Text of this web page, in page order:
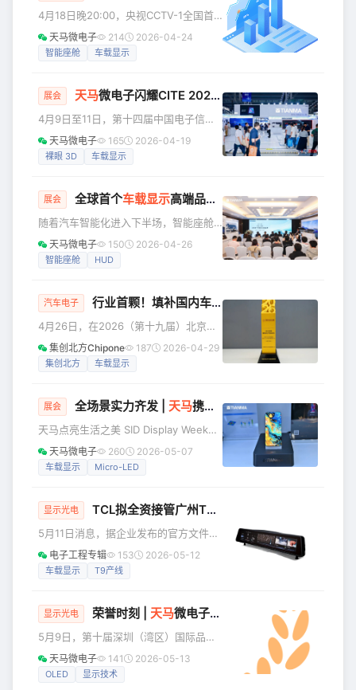
视像行业协会微发光二极管显示产业分
会（CMMA）主办，天马微电子股份有
限公司、Micro-LED生态联盟联合主
4月18日晚20:00，央视CCTV-1全国首
档大型工业文化节目《中华考工记》汽
车智造篇重磅播出。本期节目从秦始皇
全方位展现中国汽车智造的蓬勃生机。
为车载显示领域的代表企业精彩亮相，
此次登上央视的正是天马面向全球高端
车载市场推出的“天马天轩好屏”——一个
全球高
天马微电子 214 2026-04-24
智能座舱 车载显示
展会 天马微电子闪耀CITE 2026，斩获1金2创新奖
4月9日至11日，第十四届中国电子信息
博览会（CITE 2026）在深圳会展中心
（福田）隆重举办。CITE 2026汇聚了
是推动行业交流合作、引领产业发展的
沿显示技术与展品亮相展会，聚焦3D显
示、车载显示、IT显示等核心领域，带来
了3D车载显示、天马天工屏、IT氧化物
天马微电子 165 2026-04-19
裸眼 3D 车载显示
展会 全球首个车载显示高端品牌—— 天马“天轩”亮相北京
随着汽车智能化进入下半场，智能座舱
已成为车企差异化竞争的核心赛道，车
载显示作为人车交互的关键窗口，正迎
“好车配好屏——全球首个车载显示高端
显示高端品牌——天马「天轩」屏。 作
为天马高端品牌矩阵“天”字辈家族的新成
员，天轩专为汽车座舱而生，不仅凝聚
淀，更代
天马微电子 150 2026-04-26
智能座舱 HUD
汽车电子 行业首颗！填补国内车显技术空白丨2026北京车展，集创北方车规LED获殊荣！
4月26日，在2026（第十九届）北京国
际汽车展览会"中国芯"展区举行的"2026
中国汽车芯片产业创新成果"颁奖仪式
屏驱动芯片ICND7301斩获"2026年度影
显示驱动领域的技术实力与市场影响
力。作为国内LED显示驱动领域唯一获得
ASIL B等级认证的多路行列合一芯片，
集创北方Chipone 187 2026-04-29
集创北方 车载显示
展会 全场景实力齐发 | 天马携十大核心显示技术成果亮相SID 2026
天马点亮生活之美 SID Display Week
2026 TIANMA@SID 2026 美国当地时
间5月5日，被誉为全球显示界“奥斯卡”
球显示行业的“技术风向标”，本届展会汇
未来图景。 本届展会，天马微电子以“点
亮生活之美”为主题，携十大尖端显示技
术、“天工”和“天轩”双品
天马微电子 260 2026-05-07
车载显示 Micro-LED
显示光电 TCL拟全资接管广州T9产线，加大中尺寸LCD布局
5月11日消息，据企业发布的官方文件显
示，TCL科技正式启动了对广州T9项目
运营实体——广州华星光电半导体显示
整合力度，更是在稳固大尺寸电视面板
示赛道（如显示器、笔记本电脑、车载
屏幕）构建属于自己的“护城河”。 根据
披露的交易细节，TCL华星此次计划收购
电子工程专辑 153 2026-05-12
车载显示 T9产线
显示光电 荣誉时刻 | 天马微电子斩获多项重磅品牌荣誉
5月9日，第十届深圳（湾区）国际品牌
周开幕大会暨第二十三届深圳（湾区）
知名品牌成果发布会在深圳广电大厦隆
天马微电子 141 2026-05-13
OLED 显示技术